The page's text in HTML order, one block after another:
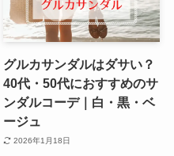
グルカサンダルはダサい？
40代・50代におすすめのサ
ンダルコーデ｜白・黒・ベ
ージュ
2026年1月18日